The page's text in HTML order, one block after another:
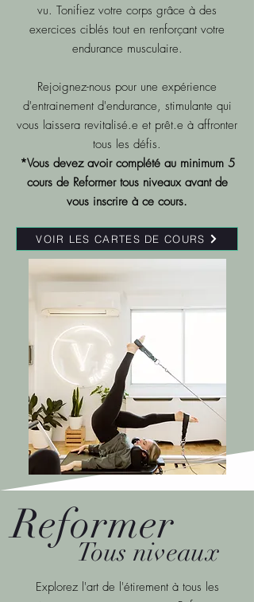
vu. Tonifiez votre corps grâce à des
exercices ciblés tout en renforçant votre
endurance musculaire.
Rejoignez-nous pour une expérience
d'entrainement d'endurance, stimulante qui
vous laissera revitalisé.e et prêt.e à affronter
tous les défis.
*Vous devez avoir complété au minimum 5
cours de Reformer tous niveaux avant de
vous inscrire à ce cours.
VOIR LES CARTES DE COURS
Reformer
Tous niveaux
Explorez l'art de l'étirement à tous les